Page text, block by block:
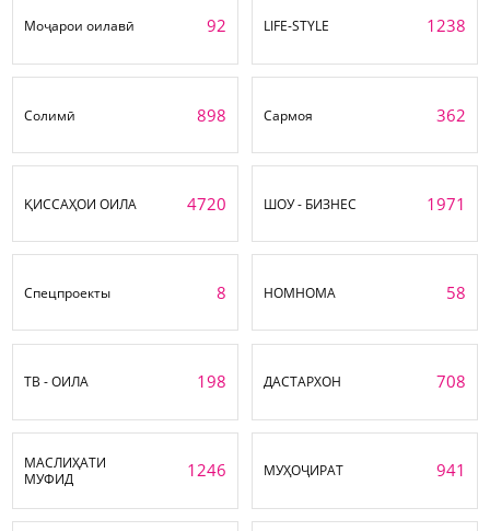
Моҷарои оилавӣ 92 LIFE-STYLE 1238
Солимӣ 898 Сармоя 362
ҚИССАҲОИ ОИЛА 4720 ШОУ - БИЗНЕС 1971
Спецпроекты 8 НОМНОМА 58
ТВ - ОИЛА 198 ДАСТАРХОН 708
МАСЛИҲАТИ
МУФИД
1246 МУҲОҶИРАТ 941